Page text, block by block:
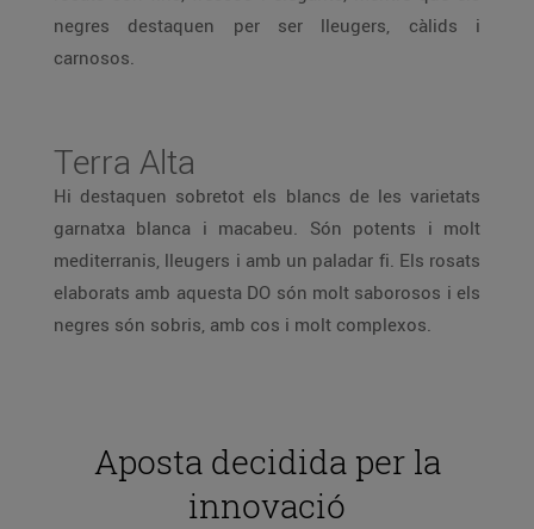
negres destaquen per ser lleugers, càlids i
carnosos.
Terra Alta
Hi destaquen sobretot els blancs de les varietats
garnatxa blanca i macabeu. Són potents i molt
mediterranis, lleugers i amb un paladar fi. Els rosats
elaborats amb aquesta DO són molt saborosos i els
negres són sobris, amb cos i molt complexos.
Aposta decidida per la
innovació